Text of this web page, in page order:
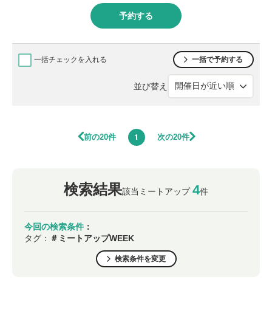
予約する
一括チェックを入れる 一括で予約する
並び替え
前の20件 1 次の20件
検索結果該当ミートアップ4件
今回の検索条件 ：
タグ： ＃ミートアップWEEK
検索条件を変更